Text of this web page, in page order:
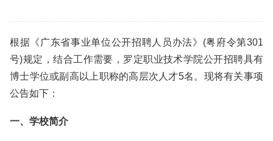
根据《广东省事业单位公开招聘人员办法》(粤府令第301
号)规定，结合工作需要，罗定职业技术学院公开招聘具有
博士学位或副高以上职称的高层次人才5名。现将有关事项
公告如下：
一、学校简介